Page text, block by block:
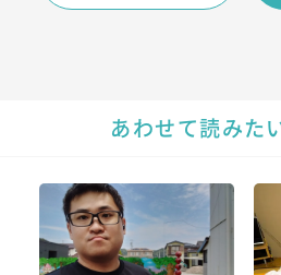
あわせて読みた